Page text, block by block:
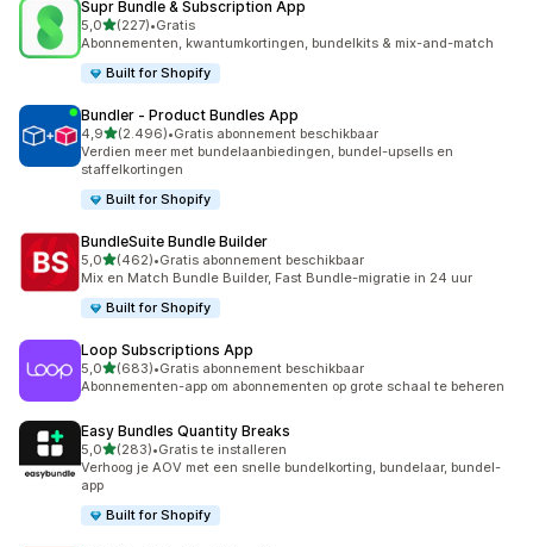
Supr Bundle & Subscription App
5,0van 5 sterren
(227)
227 recensies in totaal
•Gratis
Abonnementen, kwantumkortingen, bundelkits & mix-and-match
Built for Shopify
Bundler ‑ Product Bundles App
4,9van 5 sterren
(2.496)
2496 recensies in totaal
•Gratis abonnement beschikbaar
Verdien meer met bundelaanbiedingen, bundel-upsells en
staffelkortingen
Built for Shopify
BundleSuite Bundle Builder
5,0van 5 sterren
(462)
462 recensies in totaal
•Gratis abonnement beschikbaar
Mix en Match Bundle Builder, Fast Bundle-migratie in 24 uur
Built for Shopify
Loop Subscriptions App
5,0van 5 sterren
(683)
683 recensies in totaal
•Gratis abonnement beschikbaar
Abonnementen-app om abonnementen op grote schaal te beheren
Easy Bundles Quantity Breaks
5,0van 5 sterren
(283)
283 recensies in totaal
•Gratis te installeren
Verhoog je AOV met een snelle bundelkorting, bundelaar, bundel-
app
Built for Shopify